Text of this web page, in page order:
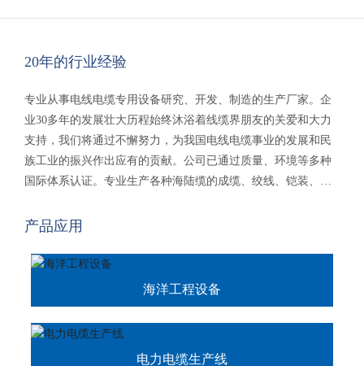
20年的行业经验
专业从事电线电缆专用设备研究、开发、制造的生产厂家。企
业30多年的发展壮大历程始终沐浴着线缆界朋友的关爱和大力
支持，我们将通过不懈努力，为我国电线电缆事业的发展和民
族工业的振兴作出应有的贡献。公司已通过质量、环境等多种
国际体系认证。专业生产各种海陆缆的成缆、绞线、铠装、绕
二十多个省、市、自治区，海外二十多个国家及地区，受到国
产品应用
海洋工程设备
电力电缆生产线